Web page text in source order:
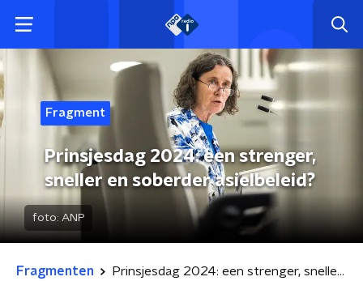
Fragment
Prinsjesdag 2024: een strenger,
sneller en soberder asielbeleid?
foto: ANP
Fragmenten Prinsjesdag 2024: een strenger, sneller en soberder asielbeleid?